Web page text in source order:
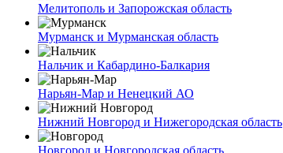
Мелитополь и Запорожская область
Мурманск и Мурманская область
Нальчик и Кабардино-Балкария
Нарьян-Мар и Ненецкий АО
Нижний Новгород и Нижегородская область
Новгород и Новгородская область